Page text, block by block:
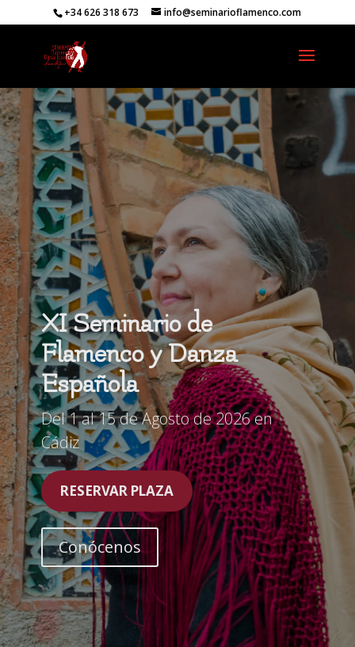
+34 626 318 673 info@seminarioflamenco.com
XI Seminario de
Flamenco y Danza
Española
Del 1 al 15 de Agosto de 2026 en
Cádiz
RESERVAR PLAZA
Conócenos